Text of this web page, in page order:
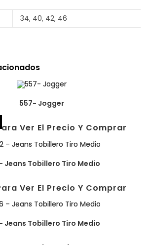
34, 40, 42, 46
557- Jogger
Ver El Precio Y Comprar
Jeans Tobillero Tiro Medio
Ver El Precio Y Comprar
Jeans Tobillero Tiro Medio